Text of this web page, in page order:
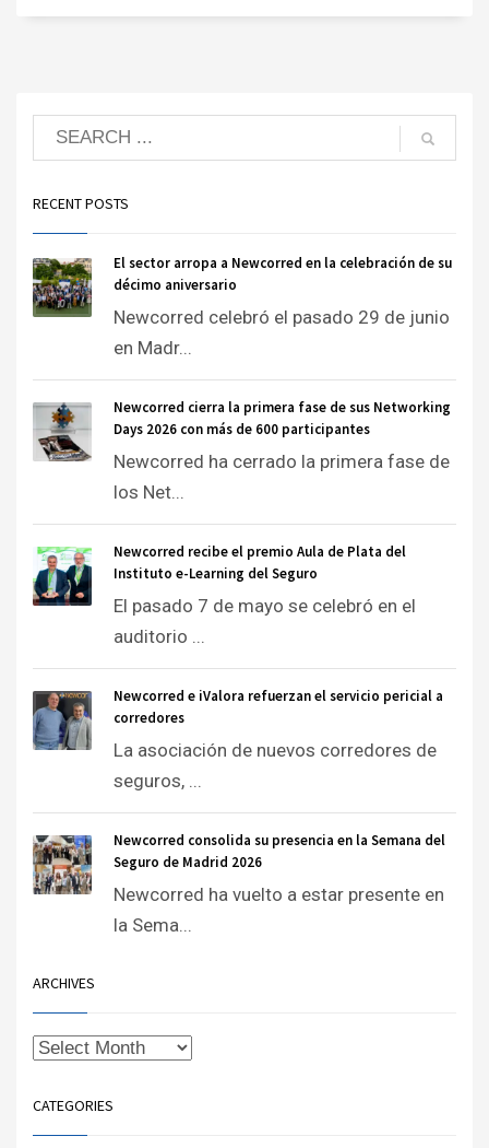
RECENT POSTS
El sector arropa a Newcorred en la celebración de su
décimo aniversario
Newcorred celebró el pasado 29 de junio
en Madr...
Newcorred cierra la primera fase de sus Networking
Days 2026 con más de 600 participantes
Newcorred ha cerrado la primera fase de
los Net...
Newcorred recibe el premio Aula de Plata del
Instituto e-Learning del Seguro
El pasado 7 de mayo se celebró en el
auditorio ...
Newcorred e iValora refuerzan el servicio pericial a
corredores
La asociación de nuevos corredores de
seguros, ...
Newcorred consolida su presencia en la Semana del
Seguro de Madrid 2026
Newcorred ha vuelto a estar presente en
la Sema...
ARCHIVES
CATEGORIES